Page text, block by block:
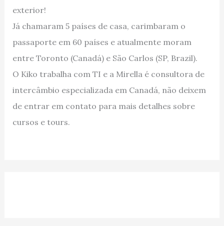
exterior!
Já chamaram 5 países de casa, carimbaram o
passaporte em 60 países e atualmente moram
entre Toronto (Canadá) e São Carlos (SP, Brazil).
O Kiko trabalha com TI e a Mirella é consultora de
intercâmbio especializada em Canadá, não deixem
de entrar em contato para mais detalhes sobre
cursos e tours.